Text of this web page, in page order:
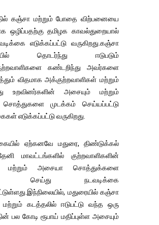
கஞ்சா மற்றும் போதை விற்பனையை
ஒழிப்பதற்கு தமிழக காவல்துறையால்
எடுக்கப்பட்டு வருகிறது.கஞ்சா
தொடர்ந்து ஈடுபடும்
கண்டறிந்து அவர்களை
விதமாக அக்குற்றவாளிகள் மற்றும்
உறவினர்களின் அசையும் மற்றும்
முடக்கம் செய்யப்பட்டு
எடுக்கப்பட்டு வருகிறது.
ஏற்கனவே மதுரை, திண்டுக்கல்
மாவட்டங்களில் குற்றவாளிகளின்
மற்றும் அசையா சொத்துக்களை
செய்து நடவடிக்கை
மதுரையில் கஞ்சா
கடத்தலில் ஈடுபட்டு வந்த ஒரு
பல கோடி ரூபாய் மதிப்புள்ள அசையும்